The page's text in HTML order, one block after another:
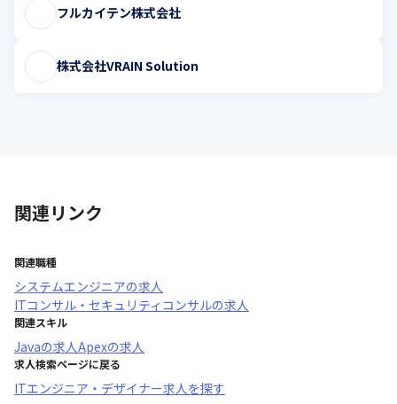
フルカイテン株式会社
株式会社VRAIN Solution
関連リンク
関連職種
システムエンジニアの求人
ITコンサル・セキュリティコンサルの求人
関連スキル
Javaの求人Apexの求人
求人検索ページに戻る
ITエンジニア・デザイナー求人を探す